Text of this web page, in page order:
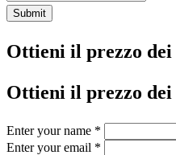
Submit
Ottieni il prezzo
Ottieni il prezzo
Enter your name *
Enter your email *